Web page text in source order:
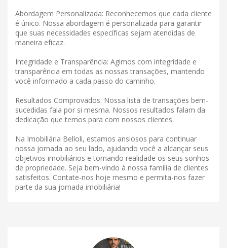
Abordagem Personalizada: Reconhecemos que cada cliente
é único. Nossa abordagem é personalizada para garantir
que suas necessidades específicas sejam atendidas de
maneira eficaz.
Integridade e Transparência: Agimos com integridade e
transparência em todas as nossas transações, mantendo
você informado a cada passo do caminho.
Resultados Comprovados: Nossa lista de transações bem-
sucedidas fala por si mesma. Nossos resultados falam da
dedicação que temos para com nossos clientes.
Na Imobiliária Belloli, estamos ansiosos para continuar
nossa jornada ao seu lado, ajudando você a alcançar seus
objetivos imobiliários e tornando realidade os seus sonhos
de propriedade. Seja bem-vindo à nossa família de clientes
satisfeitos. Contate-nos hoje mesmo e permita-nos fazer
parte da sua jornada imobiliária!